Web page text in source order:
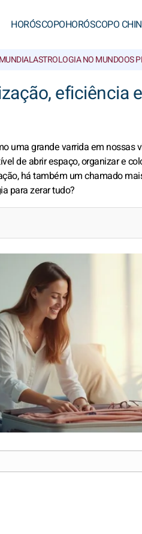
HORÓSCOPOHORÓSCOPO
ASTROLOGIA NO MUNDOOS
eficiência
uma grande varrida em nossas
de abrir espaço, organizar e
há também um chamado
para zerar tudo?